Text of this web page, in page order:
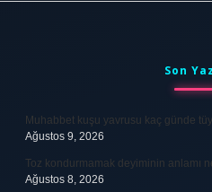
Son
Muhabbet kuşu yavrusu kaç günde
Ağustos 9, 2026
Toz kondurmamak deyiminin anlamı
Ağustos 8, 2026